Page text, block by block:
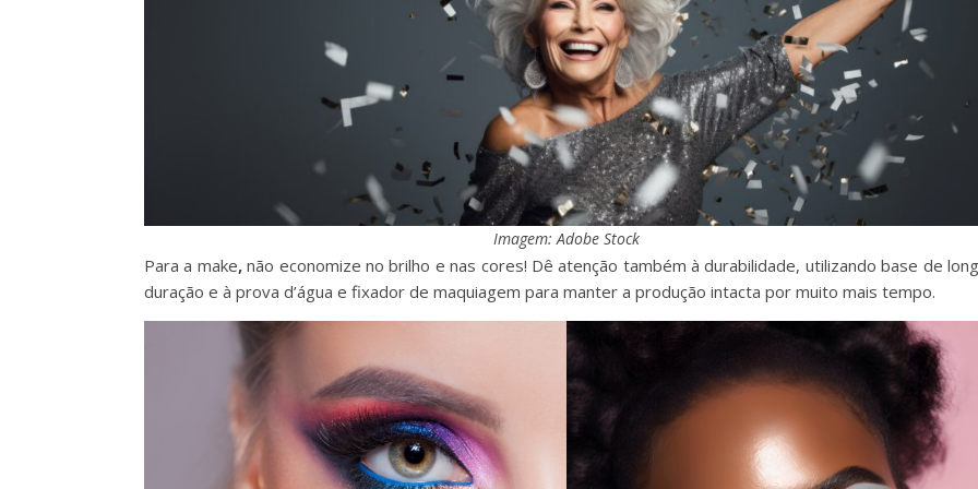
Imagem: Adobe Stock
Para a make,não economize no brilho e nas cores! Dê atenção também à durabilidade, utilizando base de
duração e à prova d’água e fixador de maquiagem para manter a produção intacta por muito mais tempo.